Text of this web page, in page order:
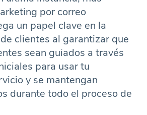
por correo
un papel clave en la
clientes al garantizar que
sean guiados a través
para usar tu
y se mantengan
durante todo el proceso de